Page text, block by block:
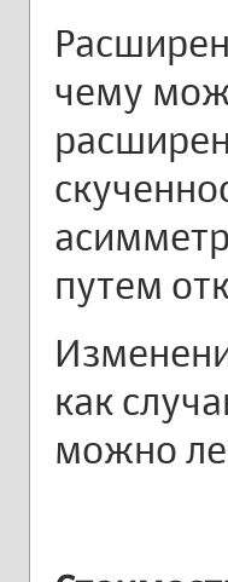
чему
путем
как
можно